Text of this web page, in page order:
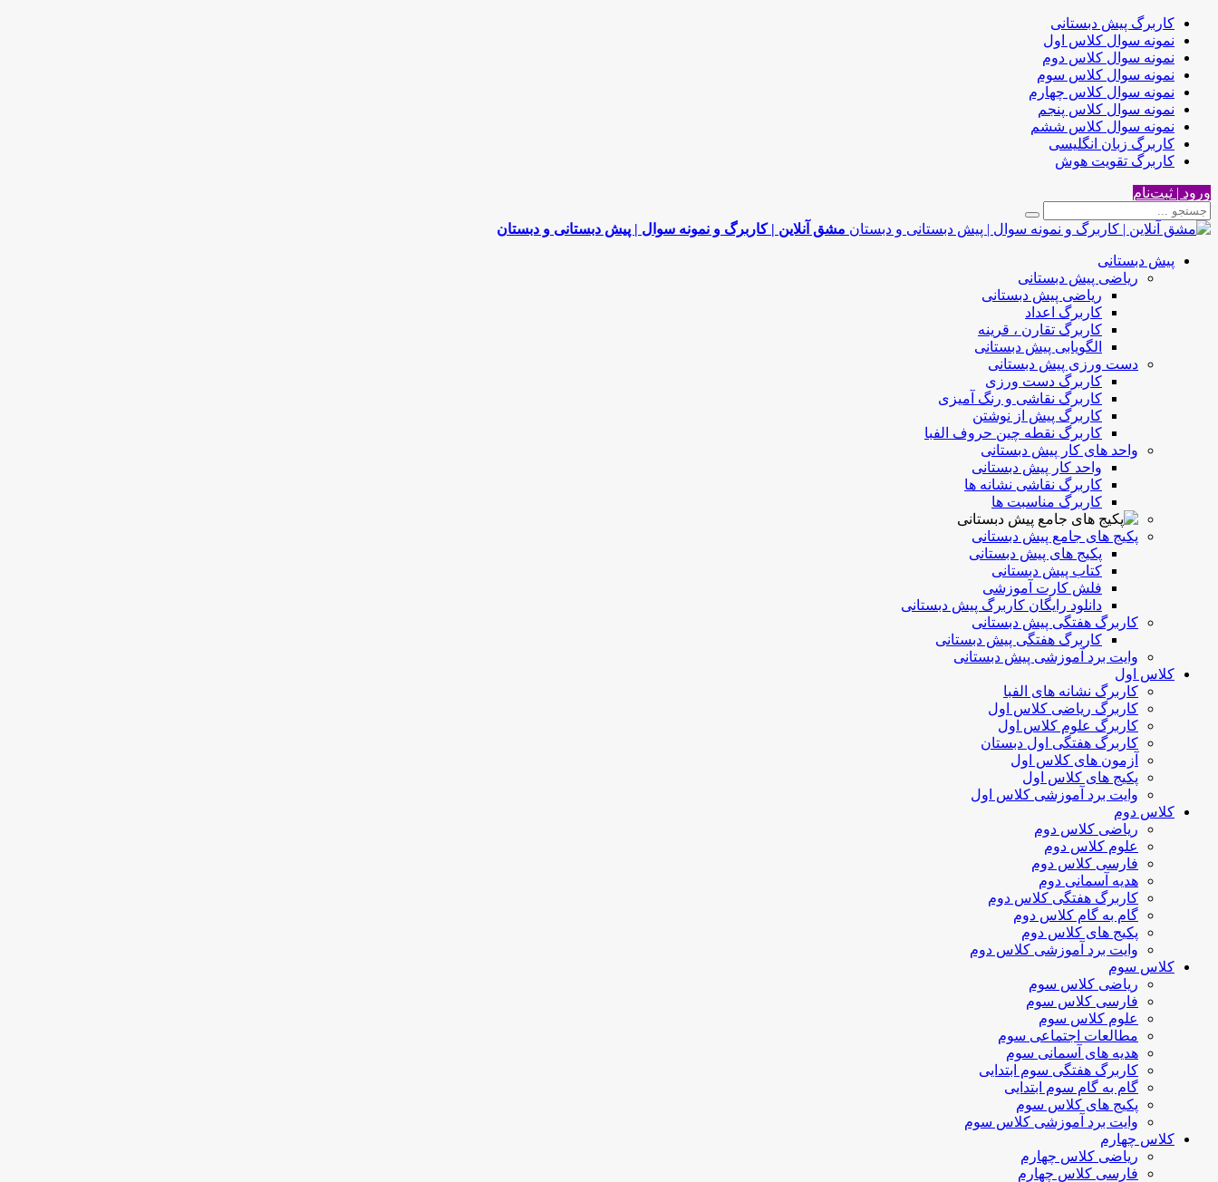
کاربرگ پیش دبستانی
نمونه سوال کلاس اول
نمونه سوال کلاس دوم
نمونه سوال کلاس سوم
نمونه سوال کلاس چهارم
نمونه سوال کلاس پنجم
نمونه سوال کلاس ششم
کاربرگ زبان انگلیسی
کاربرگ تقویت هوش
ورود | ثبت‌نام
مشق آنلاین | کاربرگ و نمونه سوال | پیش دبستانی و دبستان
پیش دبستانی
ریاضی پیش دبستانی
ریاضی پیش دبستانی
کاربرگ اعداد
کاربرگ تقارن ، قرینه
الگویابی پیش دبستانی
دست ورزی پیش دبستانی
کاربرگ دست ورزی
کاربرگ نقاشی و رنگ آمیزی
کاربرگ پیش از نوشتن
کاربرگ نقطه چین حروف الفبا
واحد های کار پیش دبستانی
واحد کار پیش دبستانی
کاربرگ نقاشی نشانه ها
کاربرگ مناسبت ها
پکیج های جامع پیش دبستانی
پکیج های پیش دبستانی
کتاب پیش دبستانی
فلش کارت آموزشی
دانلود رایگان کاربرگ پیش دبستانی
کاربرگ هفتگی پیش دبستانی
کاربرگ هفتگی پیش دبستانی
وایت برد آموزشی پیش دبستانی
کلاس اول
کاربرگ نشانه های الفبا
کاربرگ ریاضی کلاس اول
کاربرگ علوم کلاس اول
کاربرگ هفتگی اول دبستان
آزمون های کلاس اول
پکیج های کلاس اول
وایت برد آموزشی کلاس اول
کلاس دوم
ریاضی کلاس دوم
علوم کلاس دوم
فارسی کلاس دوم
هدیه آسمانی دوم
کاربرگ هفتگی کلاس دوم
گام به گام کلاس دوم
پکیج های کلاس دوم
وایت برد آموزشی کلاس دوم
کلاس سوم
ریاضی کلاس سوم
فارسی کلاس سوم
علوم کلاس سوم
مطالعات اجتماعی سوم
هدیه های آسمانی سوم
کاربرگ هفتگی سوم ابتدایی
گام به گام سوم ابتدایی
پکیج های کلاس سوم
وایت برد آموزشی کلاس سوم
کلاس چهارم
ریاضی کلاس چهارم
فارسی کلاس چهارم